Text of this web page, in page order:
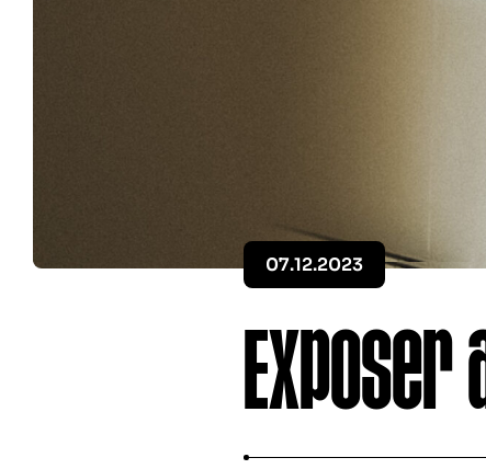
07.12.2023
Exposer